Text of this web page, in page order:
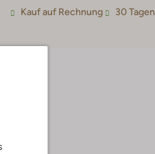
Kauf auf Rechnung 30 Tagen